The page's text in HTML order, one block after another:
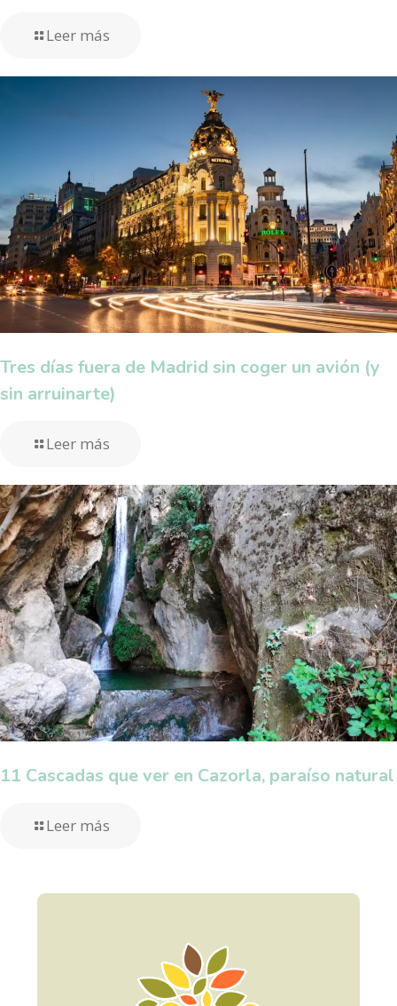
Leer más
Tres días fuera de Madrid sin coger un avión (y
sin arruinarte)
Leer más
11 Cascadas que ver en Cazorla, paraíso natural
Leer más